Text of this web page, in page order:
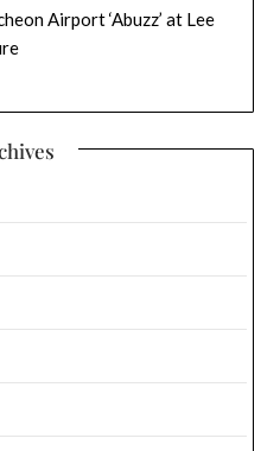
Airport ‘Abuzz’ at Lee